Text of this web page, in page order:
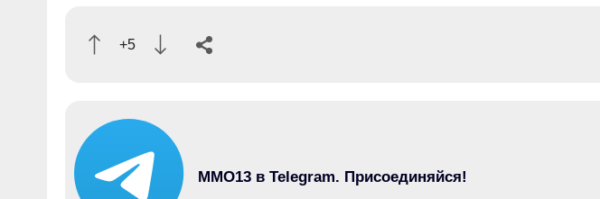
+5
MMO13 в Telegram. Присоединяйся!